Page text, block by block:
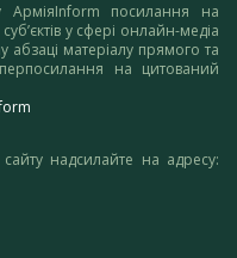
АрміяInform посилання на
у сфері онлайн-медіа
матеріалу прямого та
на цитований
надсилайте на адресу: